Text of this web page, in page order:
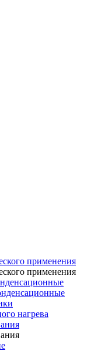
применения
применения
нагрева